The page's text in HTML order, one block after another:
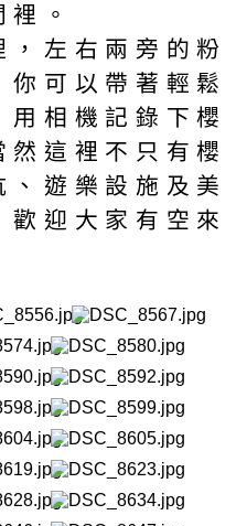
。
，左右兩旁的粉
你可以帶著輕鬆
用相機記錄下櫻
然這裡不只有櫻
、遊樂設施及美
歡迎大家有空來